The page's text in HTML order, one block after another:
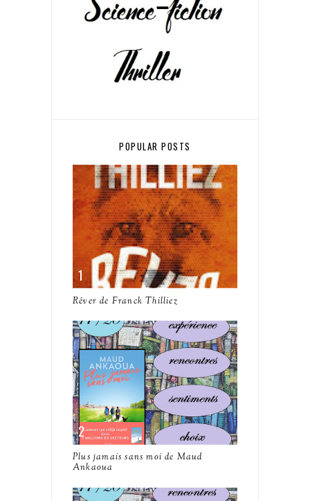
POPULAR POSTS
Rêver de Franck Thilliez
Plus jamais sans moi de Maud
Ankaoua